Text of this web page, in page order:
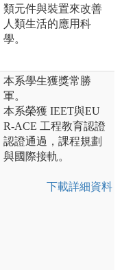
類元件與裝置來改善
人類生活的應用科
學。
本系學生獲獎常勝
軍。
本系榮獲 IEET與EU
R‑ACE 工程教育認證
認證通過，課程規劃
與國際接軌。
下載詳細資料